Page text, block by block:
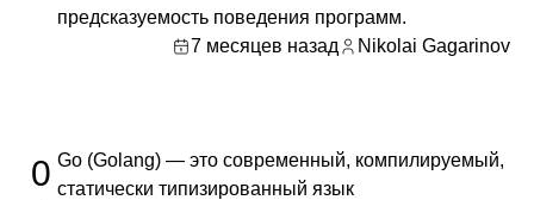
предсказуемость поведения программ.
7 месяцев назад
Nikolai Gagarinov
0 Go (Golang) — это современный, компилируемый,
статически типизированный язык